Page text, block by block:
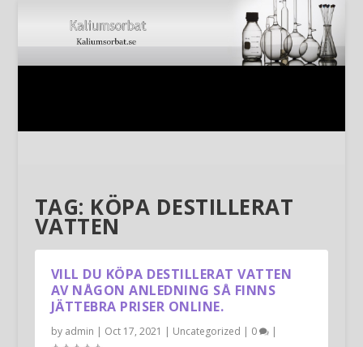
TAG: KÖPA DESTILLERAT
VATTEN
VILL DU KÖPA DESTILLERAT VATTEN
AV NÅGON ANLEDNING SÅ FINNS
JÄTTEBRA PRISER ONLINE.
by admin | Oct 17, 2021 | Uncategorized | 0 |